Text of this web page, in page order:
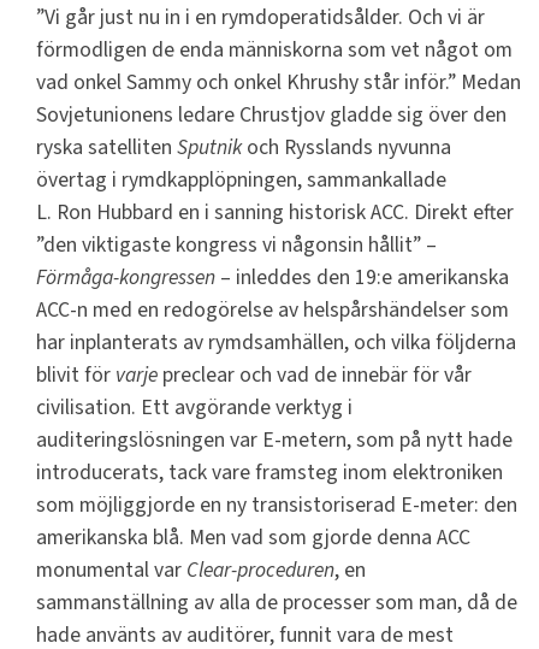
”Vi går just nu in i en rymdoperatidsålder. Och vi är
förmodligen de enda människorna som vet något om
vad onkel Sammy och onkel Khrushy står inför.” Medan
Sovjetunionens ledare Chrustjov gladde sig över den
ryska satelliten Sputnikoch Rysslands nyvunna
övertag i rymdkapplöpningen, sammankallade
L. Ron Hubbard en i sanning historisk ACC. Direkt efter
”den viktigaste kongress vi någonsin hållit” –
Förmåga-kongressen – inleddes den 19:e amerikanska
ACC-n med en redogörelse av helspårshändelser som
har inplanterats av rymdsamhällen, och vilka följderna
blivit för varje preclear och vad de innebär för vår
civilisation. Ett avgörande verktyg i
auditeringslösningen var E-metern, som på nytt hade
introducerats, tack vare framsteg inom elektroniken
som möjliggjorde en ny transistoriserad E-meter: den
amerikanska blå. Men vad som gjorde denna ACC
monumental var Clear-proceduren, en
sammanställning av alla de processer som man, då de
hade använts av auditörer, funnit vara de mest